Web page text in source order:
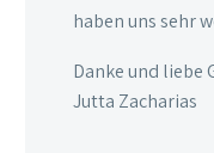
haben uns sehr
Danke und liebe
Jutta Zacharias